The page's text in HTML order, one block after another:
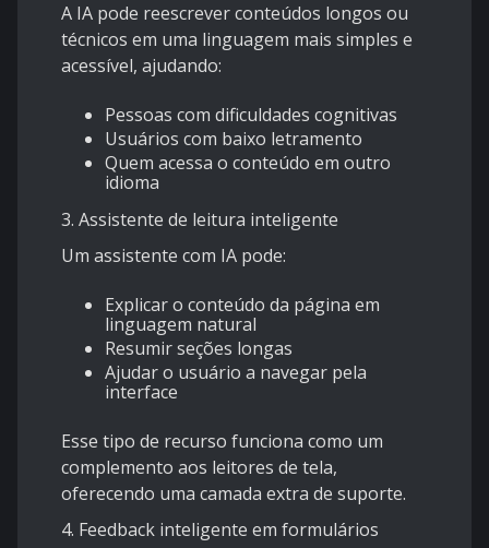
A IA pode reescrever conteúdos longos ou
técnicos em uma linguagem mais simples e
acessível, ajudando:
Pessoas com dificuldades cognitivas
Usuários com baixo letramento
Quem acessa o conteúdo em outro
idioma
3. Assistente de leitura inteligente
Um assistente com IA pode:
Explicar o conteúdo da página em
linguagem natural
Resumir seções longas
Ajudar o usuário a navegar pela
interface
Esse tipo de recurso funciona como um
complemento aos leitores de tela,
oferecendo uma camada extra de suporte.
4. Feedback inteligente em formulários